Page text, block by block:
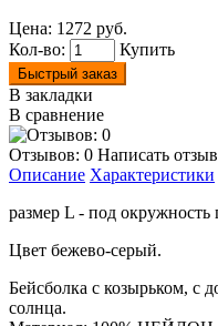
Цена: 1272 руб.
Кол-во:
Купить
Быстрый заказ
В закладки
В сравнение
Отзывов: 0 Написать отзыв
Описание Характеристики
размер L - под окружность
Цвет бежево-серый.
Бейсболка с козырьком, с
солнца.